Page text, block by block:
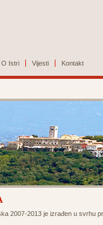
O Istri Vijesti Kontakt
2007-2013 je izrađen u svrhu